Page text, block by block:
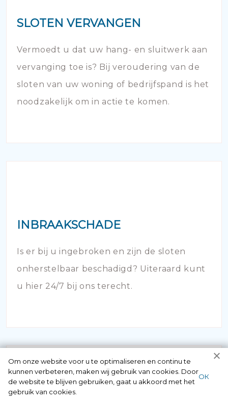
SLOTEN VERVANGEN
Vermoedt u dat uw hang- en sluitwerk aan
vervanging toe is? Bij veroudering van de
sloten van uw woning of bedrijfspand is het
noodzakelijk om in actie te komen.
INBRAAKSCHADE
Is er bij u ingebroken en zijn de sloten
onherstelbaar beschadigd? Uiteraard kunt
u hier 24/7 bij ons terecht.
Om onze website voor u te optimaliseren en continu te
kunnen verbeteren, maken wij gebruik van cookies. Door
de website te blijven gebruiken, gaat u akkoord met het
gebruik van cookies.
ОК